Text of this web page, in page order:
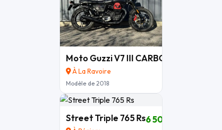
Moto Guzzi V7 III CARBONE
À La Ravoire
Modèle de 2018
Street Triple 765 Rs6 500 €